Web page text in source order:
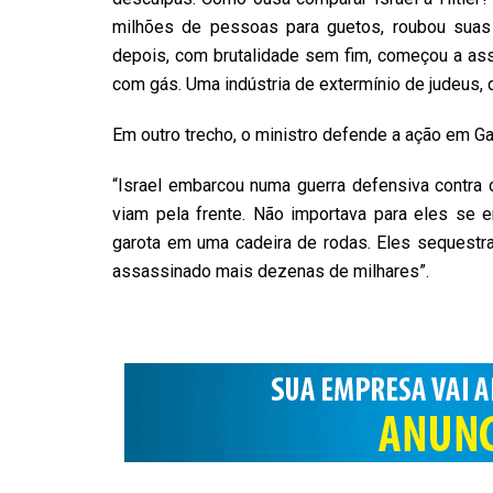
milhões de pessoas para guetos, roubou
depois, com brutalidade sem fim, começou a
com gás. Uma indústria de extermínio de
Em outro trecho, o ministro defende a ação em
“Israel embarcou numa guerra defensiva
viam pela frente. Não importava para eles se
garota em uma cadeira de rodas. Eles
assassinado mais dezenas de milhares”.